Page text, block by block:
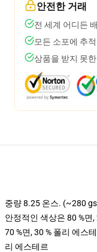
안전한 거래
전 세계 어디든
모든 소포에 추
상품을 받지 못
중량 8.25 온스. (~280
안정적인 색상은 80 %면
70 %면, 30 % 폴리 에스
리 에스테르